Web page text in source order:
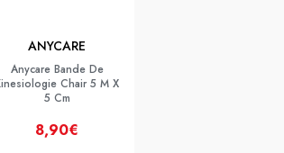
ANYCARE
Anycare Bande De
Chair 5 M X
5 Cm
8,90€